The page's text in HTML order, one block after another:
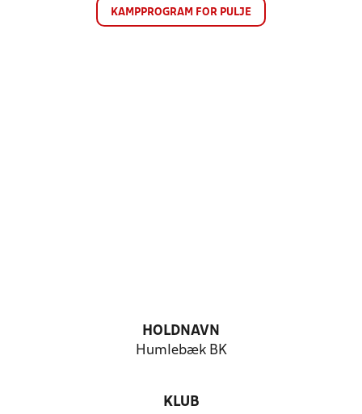
KAMPPROGRAM FOR PULJE
HOLDNAVN
Humlebæk BK
KLUB